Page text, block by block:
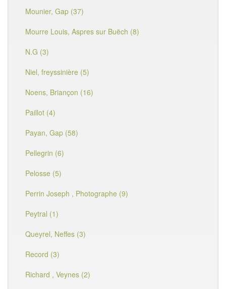
Mounier, Gap (37)
Mourre Louis, Aspres sur Buëch (8)
N.G (3)
Niel, freyssinière (5)
Noens, Briançon (16)
Paillot (4)
Payan, Gap (58)
Pellegrin (6)
Pelosse (5)
Perrin Joseph , Photographe (9)
Peytral (1)
Queyrel, Neffes (3)
Record (3)
Richard , Veynes (2)